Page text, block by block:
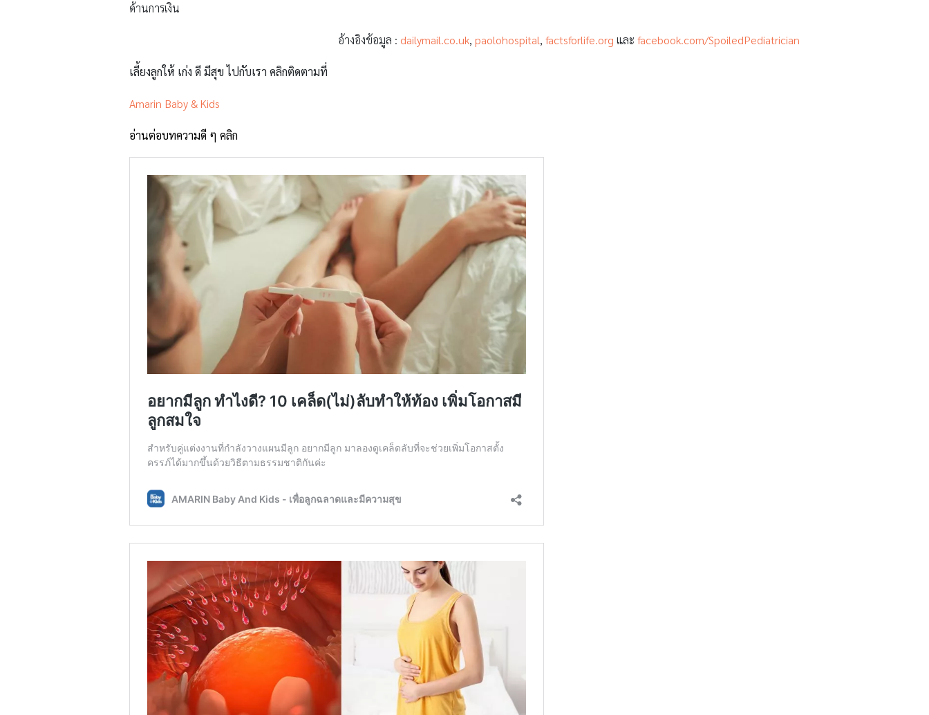
ด้านการเงิน
อ้างอิงข้อมูล : dailymail.co.uk, paolohospital, factsforlife.org และ facebook.com/SpoiledPediatrician
เลี้ยงลูกให้ เก่ง ดี มีสุข ไปกับเรา คลิกติดตามที่
Amarin Baby & Kids
อ่านต่อบทความดี ๆ คลิก